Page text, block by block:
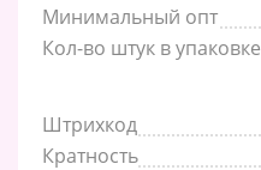
Минимальный опт
Кол-во штук в упаковке
Штрихкод
Кратность